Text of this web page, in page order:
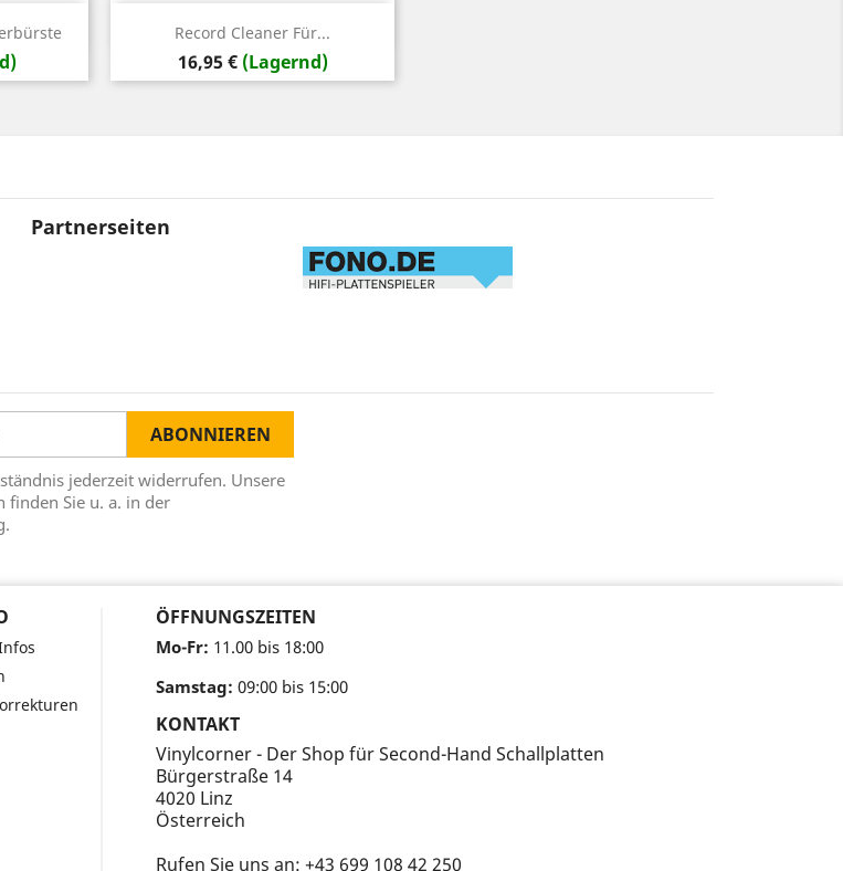
Record Cleaner Für...
Preis
16,95 € (Lagernd)
Vorschau
Partnerseiten
jederzeit widerrufen. Unsere
Sie u. a. in der
ÖFFNUNGSZEITEN
Mo-Fr: 11.00 bis 18:00
Samstag: 09:00 bis 15:00
KONTAKT
Vinylcorner - Der Shop für Second-Hand Schallplatten
Bürgerstraße 14
4020 Linz
Österreich
Rufen Sie uns an: +43 699 108 42 250